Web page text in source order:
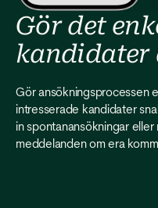
Gör det
kandidater
Gör ansökningsprocessen
intresserade kandidater
in spontanansökningar
meddelanden om era